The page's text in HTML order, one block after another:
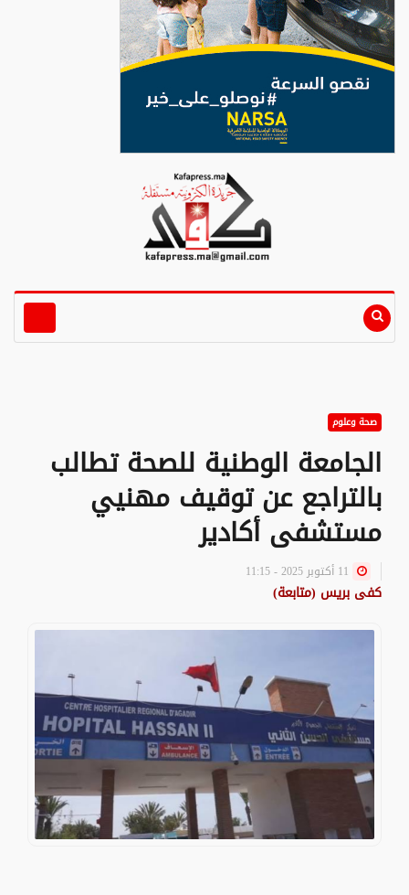
صحة وعلوم
الجامعة الوطنية للصحة تطالب
بالتراجع عن توقيف مهنيي
مستشفى أكادير
كفى بريس (متابعة)